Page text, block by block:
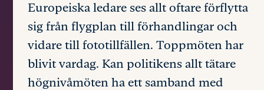
Europeiska ledare ses allt oftare förflytta
sig från flygplan till förhandlingar och
vidare till fototillfällen. Toppmöten har
blivit vardag. Kan politikens allt tätare
högnivåmöten ha ett samband med